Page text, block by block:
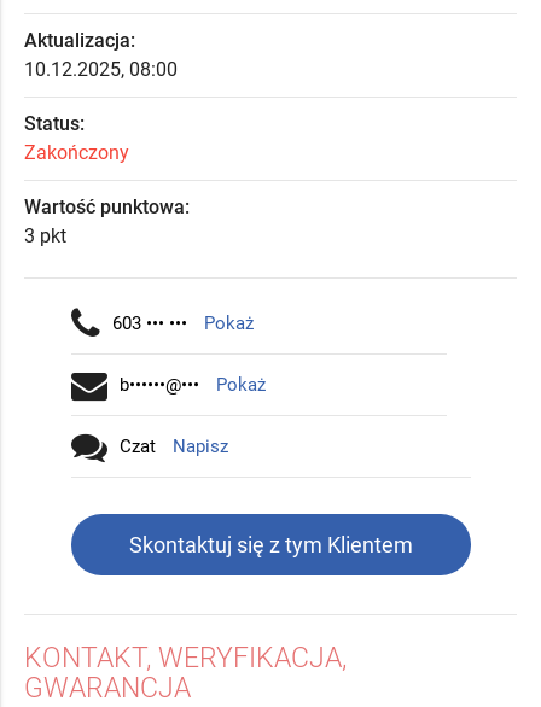
Aktualizacja:
10.12.2025, 08:00
Status:
Zakończony
Wartość punktowa:
3 pkt
603 ••• ••• Pokaż
b••••••@••• Pokaż
Czat Napisz
Skontaktuj się z tym Klientem
KONTAKT, WERYFIKACJA,
GWARANCJA